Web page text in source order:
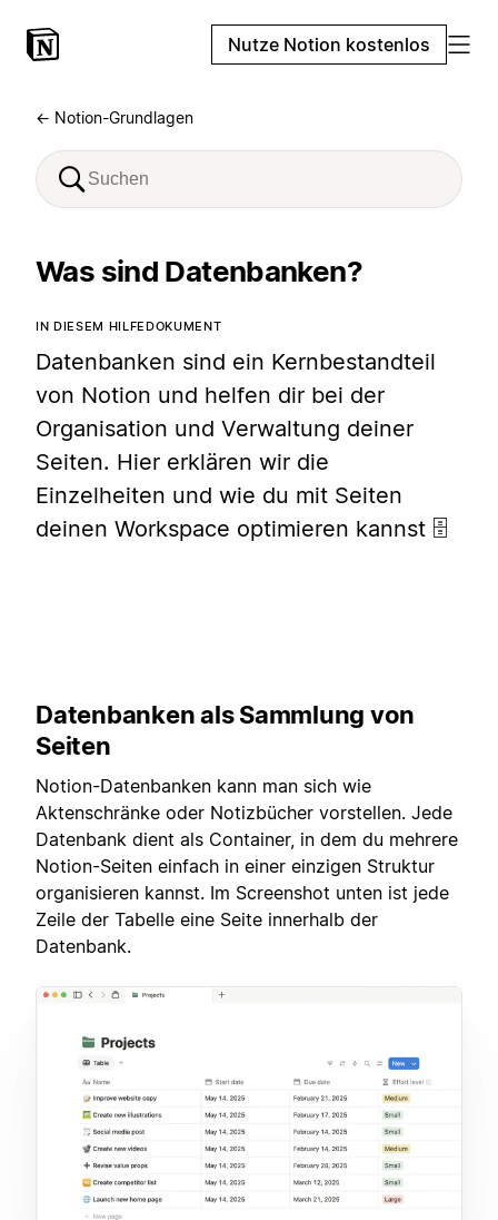
Nutze Notion kostenlos
← Notion-Grundlagen
Was sind Datenbanken?
IN DIESEM HILFEDOKUMENT
Datenbanken sind ein Kernbestandteil
von Notion und helfen dir bei der
Organisation und Verwaltung deiner
Seiten. Hier erklären wir die
Einzelheiten und wie du mit Seiten
deinen Workspace optimieren kannst 🗄
Datenbanken als Sammlung von
Seiten
Notion-Datenbanken kann man sich wie
Aktenschränke oder Notizbücher vorstellen. Jede
Datenbank dient als Container, in dem du mehrere
Notion-Seiten einfach in einer einzigen Struktur
organisieren kannst. Im Screenshot unten ist jede
Zeile der Tabelle eine Seite innerhalb der
Datenbank.